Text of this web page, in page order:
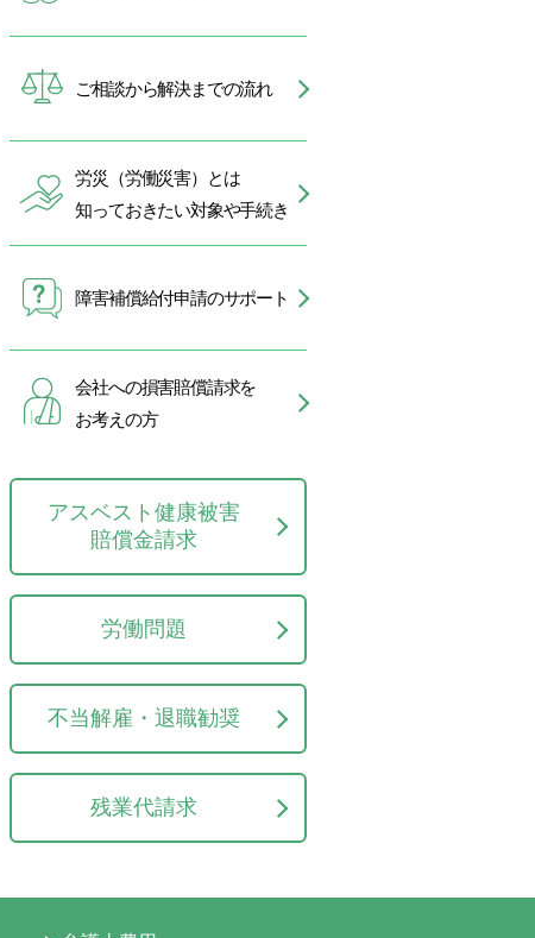
ご相談から解決までの流れ
労災（労働災害）とは
知っておきたい対象や手続き
障害補償給付申請のサポート
会社への損害賠償請求を
お考えの方
アスベスト健康被害
賠償金請求
労働問題
不当解雇・退職勧奨
残業代請求